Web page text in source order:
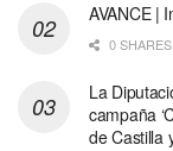
AVANCE |
0 SHARES
La
campaña
de Castilla